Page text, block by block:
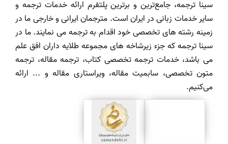
سینا ترجمه، جامع‌ترین و برترین پلتفرم ارائه خدمات ترجمه و
سایر خدمات زبانی در ایران است. مترجمان ایرانی و خارجی ما در
زمینه رشته های تخصصی خود اقدام به ترجمه می نمایند. ما در
سینا ترجمه که جزء زیرشاخه های مجموعه طلایه داران افق علم
می باشد، خدمات ترجمه تخصصی کتاب، ترجمه مقاله، ترجمه
متون تخصصی، سابمیت مقاله، ویراستاری مقاله و ... ارائه
می‌کنیم.